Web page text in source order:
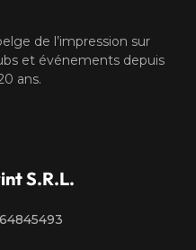
de l’impression sur
et événements depuis
ans.
S.R.L.